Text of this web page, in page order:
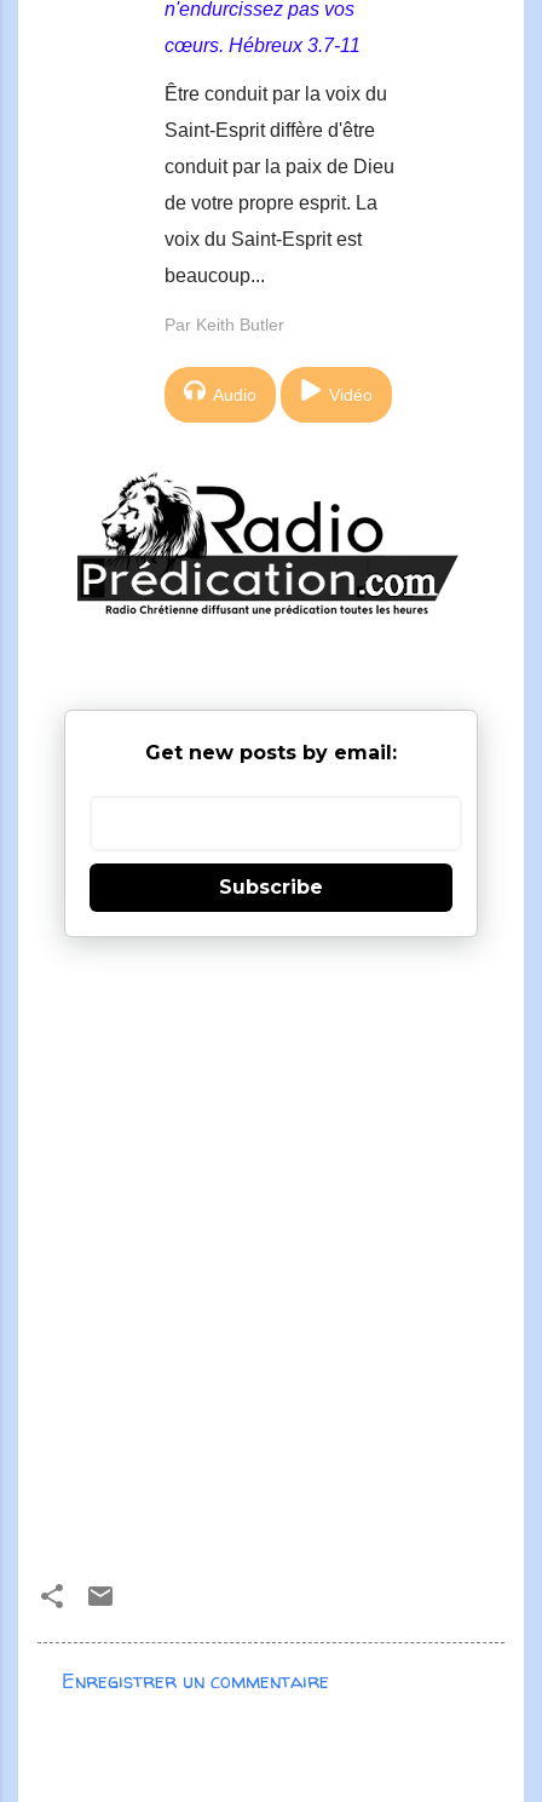
n'endurcissez pas vos
cœurs. Hébreux 3.7-11
Être conduit par la voix du
Saint-Esprit diffère d'être
conduit par la paix de Dieu
de votre propre esprit. La
voix du Saint-Esprit est
beaucoup...
Par Keith Butler
Audio Vidéo
Get new posts by email:
Subscribe
C
Enregistrer un commentaire